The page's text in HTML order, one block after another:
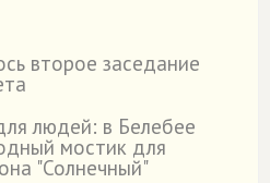
второе заседание
людей: в Белебее
мостик для
"Солнечный"